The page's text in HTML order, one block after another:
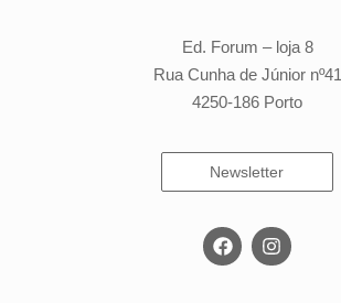
Ed. Forum – loja 8
Rua Cunha de Júnior nº41
4250-186 Porto
Newsletter